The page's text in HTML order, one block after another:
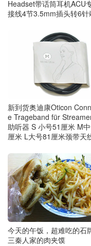
Headset带话筒耳机ACU
接线4节3.5mm插头转6针
新到货奥迪康Oticon
e Trageband für
助听器 S 小号51厘米 M
厘米 L大号81厘米颈带天
今天的午饭，超难吃的石
三秦人家的肉夹馍